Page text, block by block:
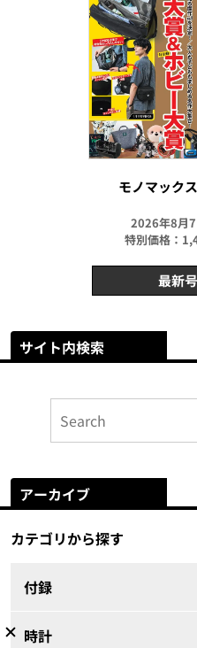
モノマック
2026年8月
特別価格：
最新
サイト内検索
アーカイブ
カテゴリから探す
付録
時計